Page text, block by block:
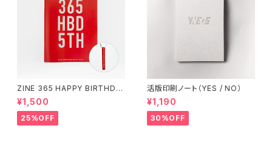
ZINE 365 HAPPY BIRTHDA
Y（アクリルキーホルダー付き）
¥1,500
25%OFF
活版印刷ノート（YES / NO）
¥1,190
30%OFF